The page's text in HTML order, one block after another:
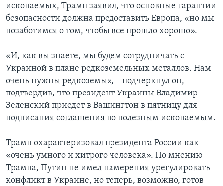
ископаемых, Трамп заявил, что основные гарантии
безопасности должна предоставить Европа, «но мы
позаботимся о том, чтобы все прошло хорошо».
«И, как вы знаете, мы будем сотрудничать с
Украиной в плане редкоземельных металлов. Нам
очень нужны редкоземы», – подчеркнул он,
подтвердив, что президент Украины Владимир
Зеленский приедет в Вашингтон в пятницу для
подписания соглашения по полезным ископаемым.
Трамп охарактеризовал президента России как
«очень умного и хитрого человека». По мнению
Трампа, Путин не имел намерения урегулировать
конфликт в Украине, но теперь, возможно, готов